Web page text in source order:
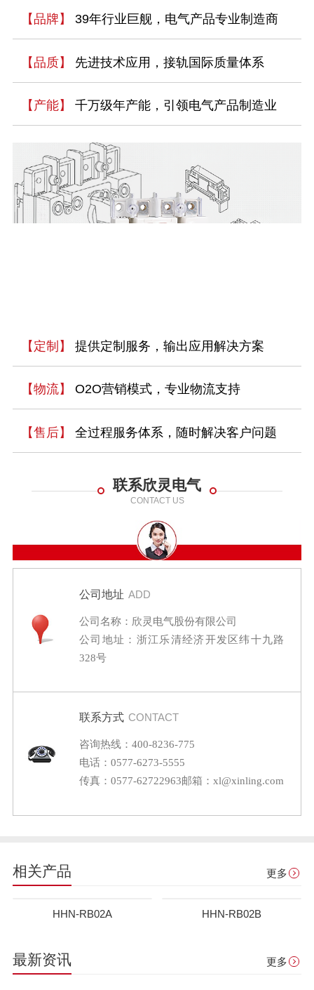
【品牌】 39年行业巨舰，电气产品专业制造商
【品质】 先进技术应用，接轨国际质量体系
【产能】 千万级年产能，引领电气产品制造业
【定制】 提供定制服务，输出应用解决方案
【物流】 O2O营销模式，专业物流支持
【售后】 全过程服务体系，随时解决客户问题
联系欣灵电气
CONTACT US
公司地址 ADD
公司名称：欣灵电气股份有限公司
公司地址：浙江乐清经济开发区纬十九路
328号
联系方式 CONTACT
咨询热线：400-8236-775
电话：0577-6273-5555
传真：0577-62722963邮箱：xl@xinling.com
相关产品 更多
HHN-RB02A HHN-RB02B
最新资讯 更多